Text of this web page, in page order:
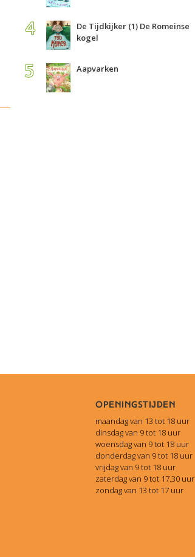
De Tijdkijker (1) De Romeinse
kogel
Aapvarken
Openingstijden
maandag van 13 tot 18 uur
dinsdag van 9 tot 18 uur
woensdag van 9 tot 18 uur
donderdag van 9 tot 18 uur
vrijdag van 9 tot 18 uur
zaterdag van 9 tot 17.30 uur
zondag van 13 tot 17 uur